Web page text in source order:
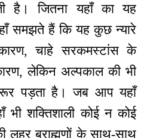
है। जितना यहाँ का यह
समझते हैं कि यह कुछ न्यारे
चाहे सरकमस्टांस के
लेकिन अल्पकाल की भी
पड़ता है। जब आप यहाँ
भी शक्तिशाली कोई न कोई
लहर ब्राह्मणों के साथ-साथ